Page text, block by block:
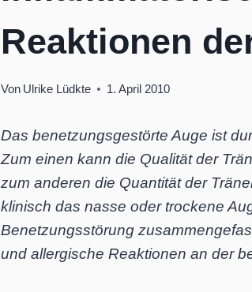
Reaktionen
Von Ulrike Lüdkte 1. April 2010
Das benetzungsgestörte Auge ist
Zum einen kann die Qualität der
zum anderen die Quantität der
klinisch das nasse oder trockene
Benetzungsstörung
und allergische Reaktionen an der